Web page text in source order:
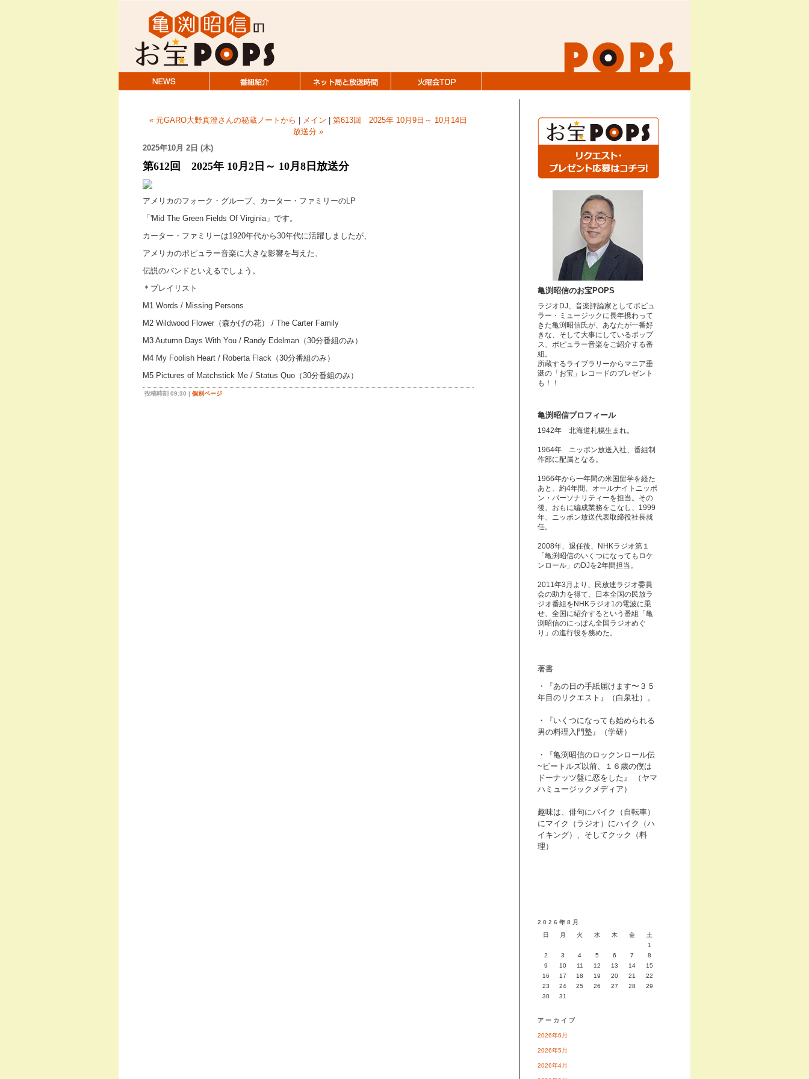
« 元GARO大野真澄さんの秘蔵ノートから メイン
第613回 2025年 10月9日～ 10月14日
放送分 »
2025年10月 2日 (木)
第612回 2025年 10月2日～ 10月8日放送分
アメリカのフォーク・グループ、カーター・ファミリーのLP
「'Mid The Green Fields Of Virginia」です。
カーター・ファミリーは1920年代から30年代に活躍しましたが、
アメリカのポピュラー音楽に大きな影響を与えた、
伝説のバンドといえるでしょう。
＊プレイリスト
M1 Words / Missing Persons
M2 Wildwood Flower（森かげの花） / The Carter Family
M3 Autumn Days With You / Randy Edelman（30分番組のみ）
M4 My Foolish Heart / Roberta Flack（30分番組のみ）
M5 Pictures of Matchstick Me / Status Quo（30分番組のみ）
投稿時刻 09:30 | 個別ページ
亀渕昭信のお宝POPS
ラジオDJ、音楽評論家としてポピュ
ラー・ミュージックに長年携わって
きた亀渕昭信氏が、あなたが一番好
きな、そして大事にしているポップ
ス、ポピュラー音楽をご紹介する番
組。
所蔵するライブラリーからマニア垂
涎の「お宝」レコードのプレゼント
も！！
亀渕昭信プロフィール
1942年 北海道札幌生まれ。
1964年 ニッポン放送入社、番組制
作部に配属となる。
1966年から一年間の米国留学を経た
あと、約4年間、オールナイトニッポ
ン・パーソナリティーを担当。その
後、おもに編成業務をこなし、1999
年、ニッポン放送代表取締役社長就
任。
2008年、退任後、NHKラジオ第１
「亀渕昭信のいくつになってもロケ
ンロール」のDJを2年間担当。
2011年3月より、民放連ラジオ委員
会の助力を得て、日本全国の民放ラ
ジオ番組をNHKラジオ1の電波に乗
せ、全国に紹介するという番組「亀
渕昭信のにっぽん全国ラジオめぐ
り」の進行役を務めた。
著書
・『あの日の手紙届けます〜３５
年目のリクエスト』（白泉社）。
・『いくつになっても始められる
男の料理入門塾』（学研）
・『亀渕昭信のロックンロール伝
~ビートルズ以前、１６歳の僕は
ドーナッツ盤に恋をした』 （ヤマ
ハミュージックメディア）
趣味は、俳句にバイク（自転車）
にマイク（ラジオ）にハイク（ハ
イキング）、そしてクック（料
理）
2026年8月
日
月 火 水 木 金
土
1
2
3 4 5 6 7
8
9
10 11 12 13 14
15
16
17 18 19 20 21
22
23
24 25 26 27 28
29
30
31
アーカイブ
2026年6月
2026年5月
2026年4月